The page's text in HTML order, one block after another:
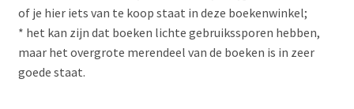
of je hier iets van te koop staat in deze boekenwinkel;
* het kan zijn dat boeken lichte gebruikssporen hebben,
maar het overgrote merendeel van de boeken is in zeer
goede staat.